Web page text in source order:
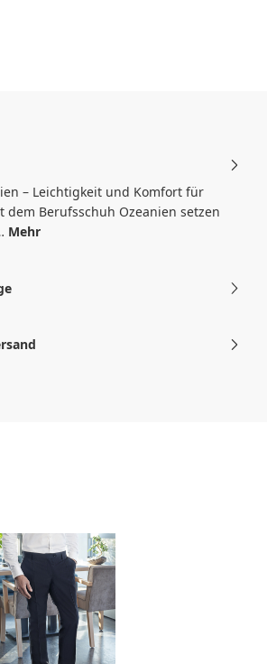
– Leichtigkeit und Komfort für
Berufsschuh Ozeanien setzen
Mehr